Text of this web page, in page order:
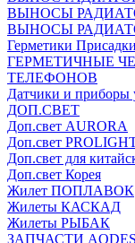
ВЫНОСЫ
ВЫНОСЫ
Герметики
ГЕРМЕТИЧНЫЕ
ТЕЛЕФОНОВ
Датчики и приборы
ДОП.СВЕТ
Доп.свет AURORA
Доп.свет
Доп.свет для
Доп.свет Корея
Жилет ПОПЛАВОК
Жилеты КАСКАД
Жилеты РЫБАК
ЗАПЧАСТИ AODES